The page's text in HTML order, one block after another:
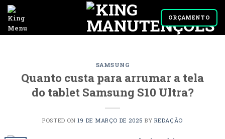
Skip
content
ORÇAMENTO
SAMSUNG
Quanto custa para arrumar a tela
do tablet Samsung S10 Ultra?
POSTED ON 19 DE MARÇO DE 2025 BY REDAÇÃO